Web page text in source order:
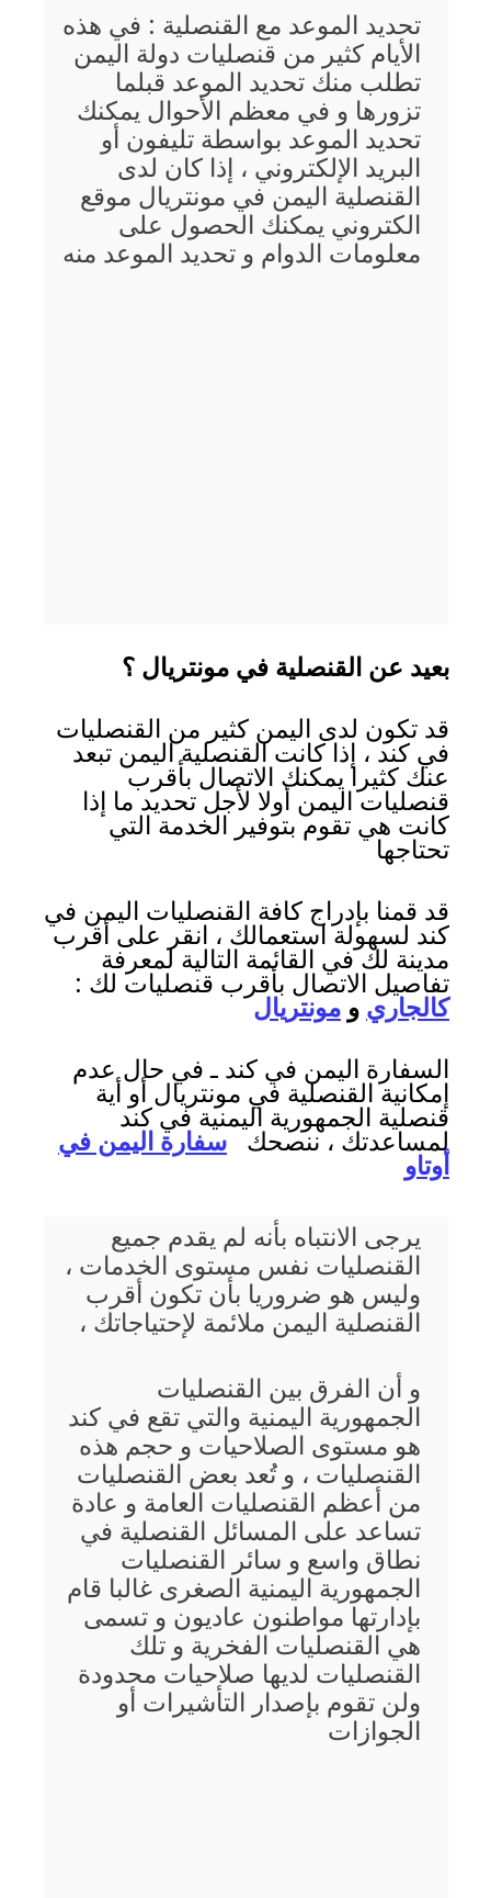
تحديد الموعد مع القنصلية : في هذه
الأيام كثير من قنصليات دولة اليمن
تطلب منك تحديد الموعد قبلما
تزورها و في معظم الأحوال يمكنك
تحديد الموعد بواسطة تليفون أو
البريد الإلكتروني ، إذا كان لدى
القنصلية اليمن في مونتريال موقع
الكتروني يمكنك الحصول على
معلومات الدوام و تحديد الموعد منه
بعيد عن القنصلية في مونتريال ؟
قد تكون لدى اليمن كثير من القنصليات
في كند ، إذا كانت القنصلية اليمن تبعد
عنك كثيرا يمكنك الاتصال بأقرب
قنصليات اليمن أولا لأجل تحديد ما إذا
كانت هي تقوم بتوفير الخدمة التي
تحتاجها
قد قمنا بإدراج كافة القنصليات اليمن في
كند لسهولة استعمالك ، انقر على أقرب
مدينة لك في القائمة التالية لمعرفة
تفاصيل الاتصال بأقرب قنصليات لك :
كالجاري ومونتريال
السفارة اليمن في كند ـ في حال عدم
إمكانية القنصلية في مونتريال أو أية
قنصلية الجمهورية اليمنية في كند
لمساعدتك ، ننصحكسفارة اليمن في
أوتاو
يرجى الانتباه بأنه لم يقدم جميع
القنصليات نفس مستوى الخدمات ،
وليس هو ضروريا بأن تكون أقرب
القنصلية اليمن ملائمة لإحتياجاتك ،
و أن الفرق بين القنصليات
الجمهورية اليمنية والتي تقع في كند
هو مستوى الصلاحيات و حجم هذه
القنصليات ، و تُعد بعض القنصليات
من أعظم القنصليات العامة و عادة
تساعد على المسائل القنصلية في
نطاق واسع و سائر القنصليات
الجمهورية اليمنية الصغرى غالبا قام
بإدارتها مواطنون عاديون و تسمى
هي القنصليات الفخرية و تلك
القنصليات لديها صلاحيات محدودة
ولن تقوم بإصدار التأشيرات أو
الجوازات